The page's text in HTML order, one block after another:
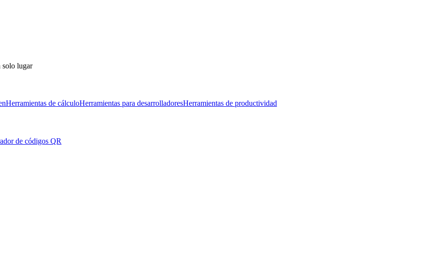
solo lugar
Herramientas de cálculoHerramientas para desarrolladoresHerramientas de productividad
de códigos QR